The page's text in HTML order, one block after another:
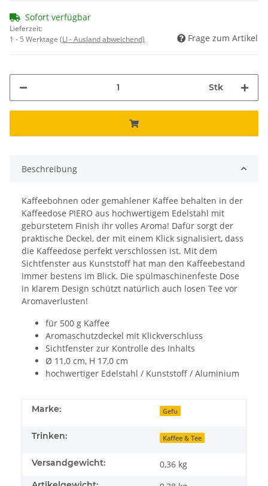
Sofort verfügbar
Lieferzeit:
1 - 5 Werktage (LI - Ausland abweichend) Frage zum Artikel
Stk
Beschreibung
Kaffeebohnen oder gemahlener Kaffee behalten in der
Kaffeedose PIERO aus hochwertigem Edelstahl mit
gebürstetem Finish ihr volles Aroma! Dafür sorgt der
praktische Deckel, der mit einem Klick signalisiert, dass
die Kaffeedose perfekt verschlossen ist. Mit dem
Sichtfenster aus Kunststoff hat man den Kaffeebestand
immer bestens im Blick. Die spülmaschinenfeste Dose
in klarem Design schützt natürlich auch losen Tee vor
Aromaverlusten!
für 500 g Kaffee
Aromaschutzdeckel mit Klickverschluss
Sichtfenster zur Kontrolle des Inhalts
Ø 11,0 cm, H 17,0 cm
hochwertiger Edelstahl / Kunststoff / Aluminium
Marke: Gefu
Trinken: Kaffee & Tee
Versandgewicht: 0,36 kg